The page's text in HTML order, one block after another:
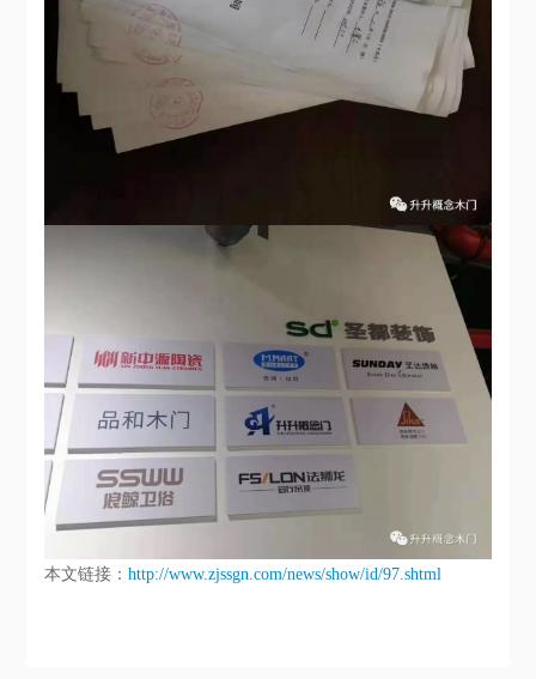
本文链接：http://www.zjssgn.com/news/show/id/97.shtml